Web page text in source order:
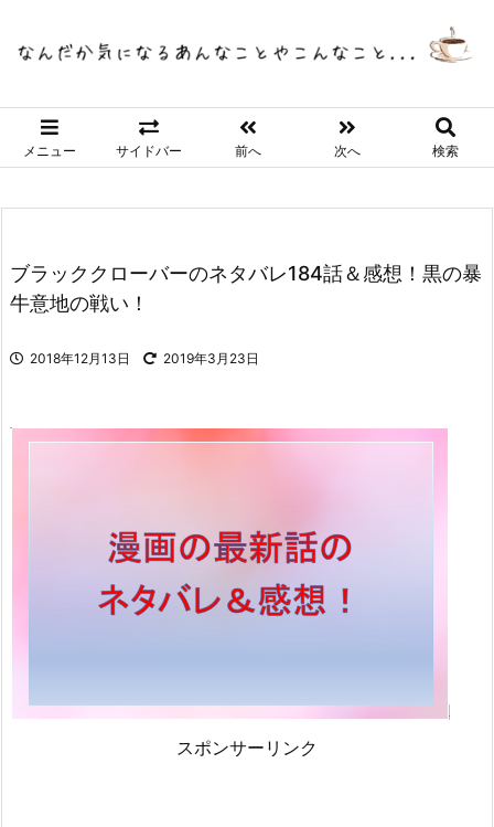
メニュー サイドバー 前へ 次へ 検索
ブラッククローバーのネタバレ184話＆感想！黒の暴
牛意地の戦い！
2018年12月13日 2019年3月23日
スポンサーリンク